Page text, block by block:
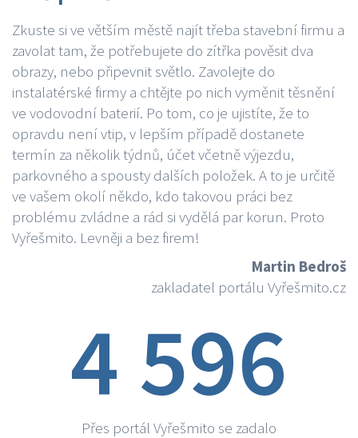
Zkuste si ve větším městě najít třeba stavební firmu a
zavolat tam, že potřebujete do zítřka pověsit dva
obrazy, nebo připevnit světlo. Zavolejte do
instalatérské firmy a chtějte po nich vyměnit těsnění
ve vodovodní baterií. Po tom, co je ujistíte, že to
opravdu není vtip, v lepším případě dostanete
termín za několik týdnů, účet včetně výjezdu,
parkovného a spousty dalších položek. A to je určitě
ve vašem okolí někdo, kdo takovou práci bez
problému zvládne a rád si vydělá par korun. Proto
Vyřešmito. Levněji a bez firem!
Martin Bedroš
zakladatel portálu Vyřešmito.cz
4 596
Přes portál Vyřešmito se zadalo